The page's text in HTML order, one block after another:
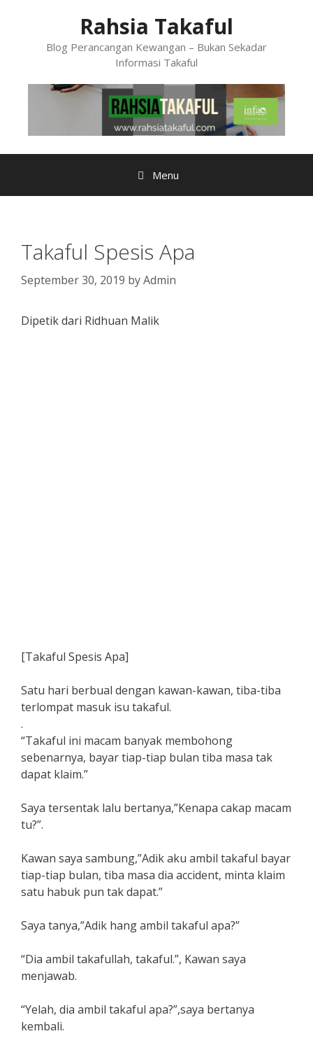
Rahsia Takaful
Blog Perancangan Kewangan – Bukan Sekadar
Informasi Takaful
Menu
Takaful Spesis Apa
September 30, 2019 byAdmin
Dipetik dari Ridhuan Malik
[Takaful Spesis Apa]
Satu hari berbual dengan kawan-kawan, tiba-tiba
terlompat masuk isu takaful.
.
“Takaful ini macam banyak membohong
sebenarnya, bayar tiap-tiap bulan tiba masa tak
dapat klaim.”
Saya tersentak lalu bertanya,”Kenapa cakap macam
tu?”.
Kawan saya sambung,”Adik aku ambil takaful bayar
tiap-tiap bulan, tiba masa dia accident, minta klaim
satu habuk pun tak dapat.”
Saya tanya,”Adik hang ambil takaful apa?”
“Dia ambil takafullah, takaful.”, Kawan saya
menjawab.
“Yelah, dia ambil takaful apa?”,saya bertanya
kembali.